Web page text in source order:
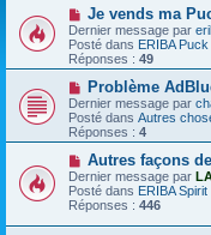
N
o
u
v
e
a
u
m
e
s
a
g
e
Je vends ma
Dernier message par
Posté dans ERIBA Puck
Réponses : 49
N
o
u
v
e
u
m
e
s
s
Problème
Dernier message par
Posté dans Autres
Réponses : 4
N
o
u
v
e
a
Autres façons
Dernier message par
Posté dans ERIBA Spirit
Réponses : 446